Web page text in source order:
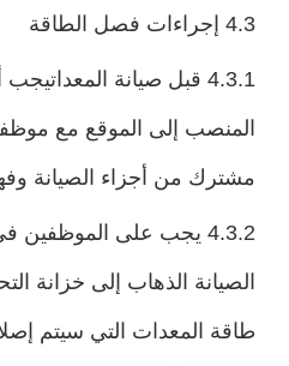
4.3 إجراءات فصل الطاقة
4.3.1 قبل صيانة
المنصب إلى الموقع مع
مشترك من أجزاء الصيانة
4.3.2 يجب على
الصيانة الذهاب إلى خزانة
طاقة المعدات التي سيتم